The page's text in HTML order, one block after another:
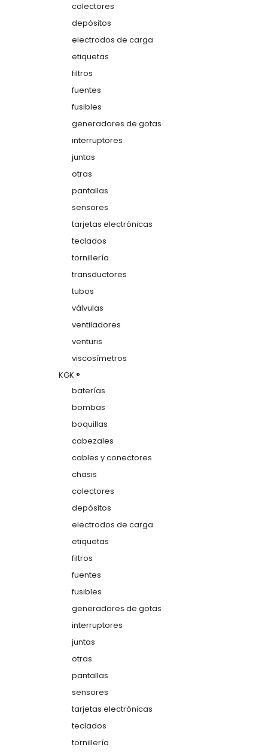
colectores
depósitos
electrodos de carga
etiquetas
filtros
fuentes
fusibles
generadores de gotas
interruptores
juntas
otras
pantallas
sensores
tarjetas electrónicas
teclados
tornillería
transductores
tubos
válvulas
ventiladores
venturis
viscosímetros
KGK ®
baterías
bombas
boquillas
cabezales
cables y conectores
chasis
colectores
depósitos
electrodos de carga
etiquetas
filtros
fuentes
fusibles
generadores de gotas
interruptores
juntas
otras
pantallas
sensores
tarjetas electrónicas
teclados
tornillería